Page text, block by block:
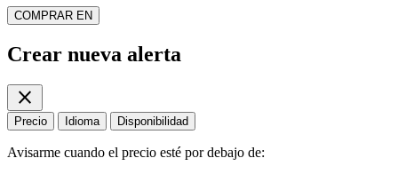
COMPRAR EN
Crear nueva alerta
close
Precio Idioma Disponibilidad
Avisarme cuando el precio esté por debajo de: